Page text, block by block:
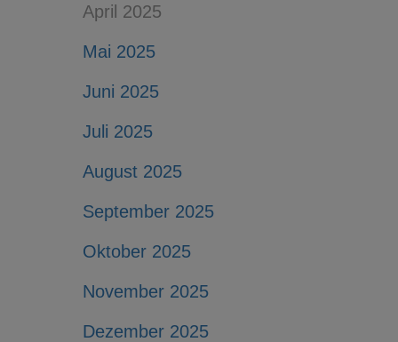
April 2025
Mai 2025
Juni 2025
Juli 2025
August 2025
September 2025
Oktober 2025
November 2025
Dezember 2025